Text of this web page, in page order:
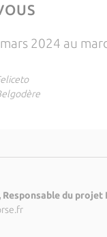
2024 au
Responsable du projet